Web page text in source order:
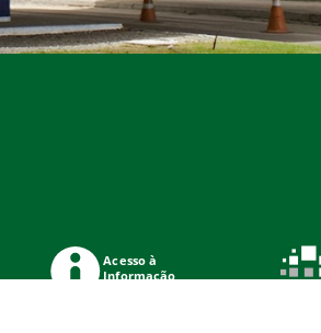
Acesso à
Informação